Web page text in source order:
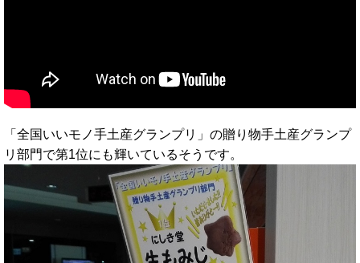
「全国いいモノ手土産グランプリ」の贈り物手土産グランプ
リ部門で第1位にも輝いているそうです。